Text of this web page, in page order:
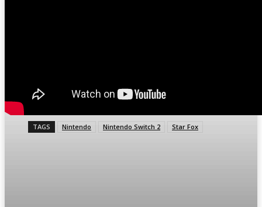
TAGS Nintendo Nintendo Switch 2 Star Fox